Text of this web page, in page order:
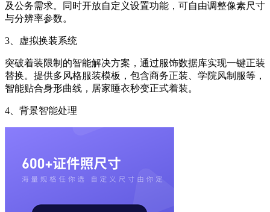
及公务需求。同时开放自定义设置功能，可自由调整像素尺寸
与分辨率参数。
3、虚拟换装系统
突破着装限制的智能解决方案，通过服饰数据库实现一键正装
替换。提供多风格服装模板，包含商务正装、学院风制服等，
智能贴合身形曲线，居家睡衣秒变正式着装。
4、背景智能处理